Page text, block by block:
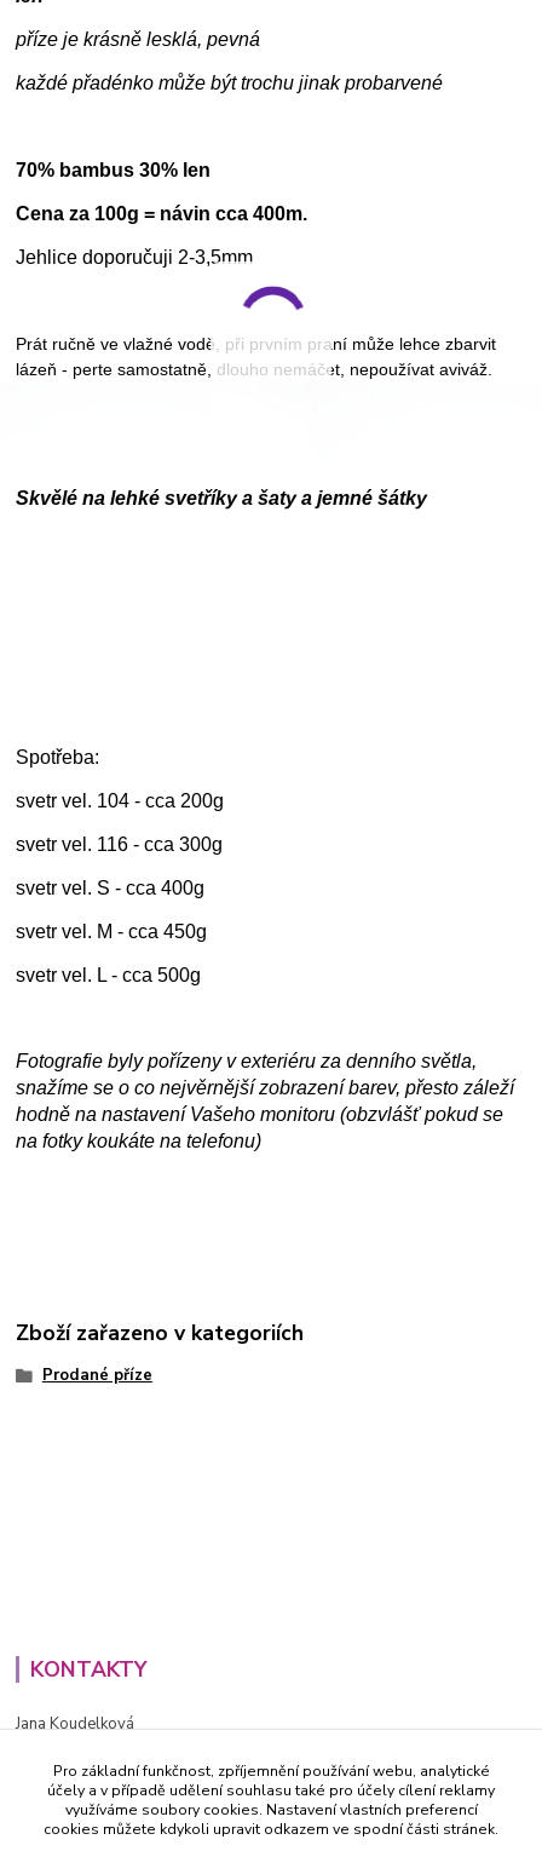
příze je krásně lesklá, pevná
každé přadénko může být trochu jinak probarvené
70% bambus 30% len
Cena za 100g = návin cca 400m.
Jehlice doporučuji 2-3,5mm
Prát ručně ve vlažné vodě, při prvním praní může lehce zbarvit
lázeň - perte samostatně, dlouho nemáčet, nepoužívat aviváž.
Skvělé na lehké svetříky a šaty a jemné šátky
Spotřeba:
svetr vel. 104 - cca 200g
svetr vel. 116 - cca 300g
svetr vel. S - cca 400g
svetr vel. M - cca 450g
svetr vel. L - cca 500g
Fotografie byly pořízeny v exteriéru za denního světla,
snažíme se o co nejvěrnější zobrazení barev, přesto záleží
hodně na nastavení Vašeho monitoru (obzvlášť pokud se
na fotky koukáte na telefonu)
Zboží zařazeno v kategoriích
Prodané příze
KONTAKTY
Jana Koudelková
PO - PÁ (8-16h)
info@decida.cz
Pro základní funkčnost, zpříjemnění používání webu, analytické
účely a v případě udělení souhlasu také pro účely cílení reklamy
využíváme soubory cookies. Nastavení vlastních preferencí
cookies můžete kdykoli upravit odkazem ve spodní části stránek.